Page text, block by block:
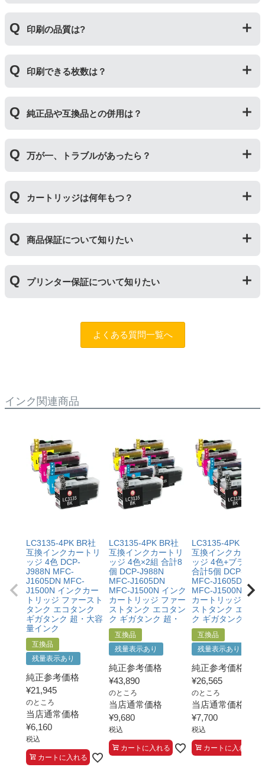
いますが、一部特許回避を目的に形状をあえて変更して
ご安心ください。
インク量が入っており、純正インクと同等量の印刷がで
きます。（インクが純正品より多く入っていても、必ず
ん。）
印刷の品質は?
の順です。
したブログ記事がございますのでよろしければご覧くだ
純正インク・互換インク・詰め替えインクの違い【まと
め】
印刷できる枚数は？
インク量が入っており、純正インクと同等量の印刷がで
きます。（インクが純正品より多く入っていても、必ず
ん。）印刷枚数についてはご使用環境により大きく左右
純正品や互換品との併用は？
併用してご使用いただけます。（例：よく使うブラック
は互換インク、他の色は純正インクを使う等）ただし、
用おいては、当店でテストしておりません。万が一動作
ください。
万が一、トラブルがあったら？
ご相談ください。また互換インクカートリッジには「
ふ
たつの保証」を設けております。商品はご購入から１年
ら１年以内であれば保証の適用が可能です。
カートリッジは何年もつ？
ら１年間とさせていただいておりますので、可能な限り
保証期間内に使い切っていただくようお願いいたしま
保管をお願いいたします。
商品保証について知りたい
保証期間：ご購入日から１年間
トラブルが発生した際、サポートスタッフにご相談のう
品返金を承る制度です。
※商品の不具合ではなく、プリンターの操作方法によっ
て改善する場合もありますので、まずは当店までご相談
・商品を返送する前に必ず当店までご連絡をいただきサ
・保証対象となる商品を当店指定の方法で返送いただく
こと
・当店で定めた保証期間（ご購入日から1年間）を過ぎ
る前に当店へご連絡をいただくこと
・返品理由が「不要になったから」「注文を間違えた」
等お客様都合ではないこと
プリンター保証について知りたい
保証期間：プリンター本体ご購入日から１年間
当店のインクが原因でトラブルが発生し、サポートスタ
作方法によって改善する場合もありますので、まずは当
【適用条件】
・修理に出される前に、必ず当店へご連絡をいただくこ
と。
・プリンター本体が保証期間内であることを証明できる
書類（保証書や領収書など）をご提示いただくこと。
・当店の商品が原因でプリンターが故障したことがわか
ものではないこと。
・メーカーの出張修理を依頼されてないこと。
よくある質問一覧へ
インク関連商品
LC3135-4PK BR社
互換インクカートリ
ッジ 4色 DCP-
J988N MFC-
J1605DN MFC-
J1500N インクカー
トリッジ ファースト
タンク エコタンク
ギガタンク 超・大容
量インク
互換品
残量表示あり
純正参考価格
¥21,945
のところ
当店通常価格
¥6,160
税込
カートに入れる
LC3135-4PK BR社
互換インクカートリ
ッジ 4色×2組 合計8
個 DCP-J988N
MFC-J1605DN
MFC-J1500N インク
カートリッジ ファー
ストタンク エコタン
ク ギガタンク 超・
互換品
残量表示あり
純正参考価格
¥43,890
のところ
当店通常価格
¥9,680
税込
カートに入れる
LC3135-4PK BR社
互換インクカート
ッジ 4色+ブラック
合計5個 DCP-
MFC-J1605DN
MFC-J1500N イン
カートリッジ ファ
ストタンク エコタ
ク ギガタンク
互換品
残量表示あり
純正参考価格
¥26,565
のところ
当店通常価格
¥7,700
税込
カートに入れる